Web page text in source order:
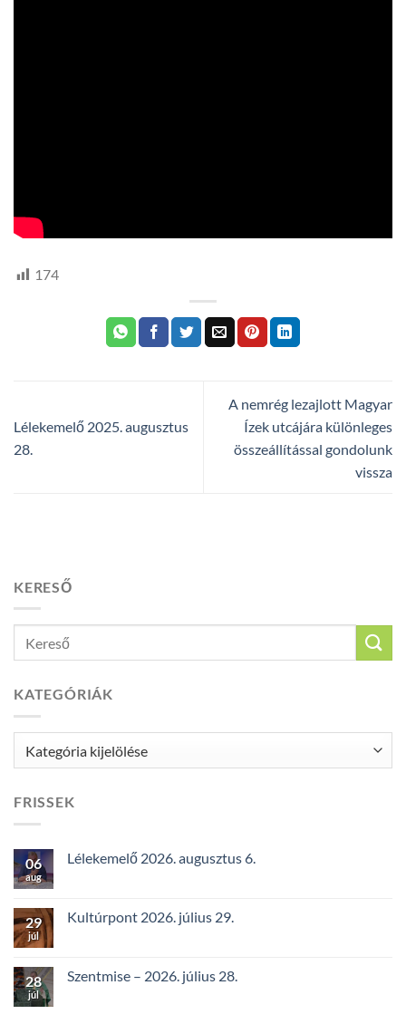
174
Lélekemelő 2025. augusztus
28.
A nemrég lezajlott Magyar
Ízek utcájára különleges
összeállítással gondolunk
vissza
KERESŐ
KATEGÓRIÁK
FRISSEK
06
aug
Lélekemelő 2026. augusztus 6.
29
júl
Kultúrpont 2026. július 29.
28
júl
Szentmise – 2026. július 28.